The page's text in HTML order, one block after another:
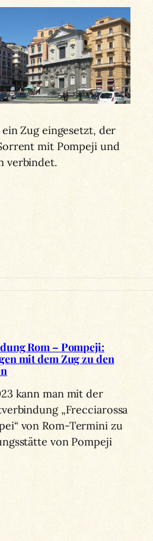
Zug eingesetzt, der
mit Pompeji und
verbindet.
Rom – Pompeji:
mit dem Zug zu den
kann man mit der
„Frecciarossa
von Rom-Termini zu
von Pompeji